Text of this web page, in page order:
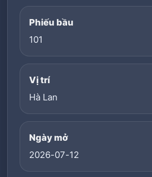
Phiếu bầu
101
Vị trí
Hà Lan
Ngày mở
2026-07-12